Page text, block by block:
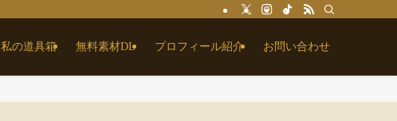
私の道具箱 無料素材DL プロフィール紹介 お問い合わせ